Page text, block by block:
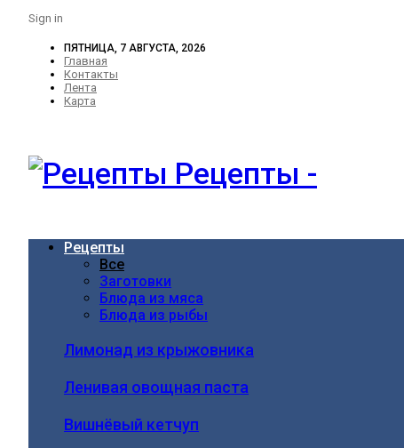
Sign in
ПЯТНИЦА, 7 АВГУСТА, 2026
Главная
Контакты
Лента
Карта
Рецепты -
Рецепты
Все
Заготовки
Блюда из мяса
Блюда из рыбы
Лимонад из крыжовника
Ленивая овощная паста
Вишнёвый кетчуп